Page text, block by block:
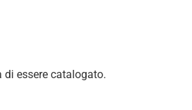
di essere catalogato.